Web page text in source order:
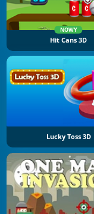
NOWY
Hit Cans 3D
Lucky Toss 3D